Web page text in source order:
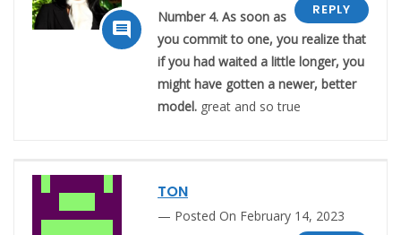

REPLY
Number 4. As soon as
you commit to one, you realize that
if you had waited a little longer, you
might have gotten a newer, better
model. great and so true
TON
Posted On February 14, 2023